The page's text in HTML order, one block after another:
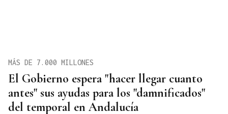
El Gobierno espera "hacer llegar cuanto
antes" sus ayudas para los "damnificados"
del temporal en Andalucía
MÁS DE 7.000 MILLONES